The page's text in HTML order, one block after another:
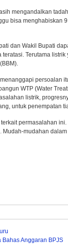
mengandalkan
bisa menghabiskan
dan Wakil Bupati
Terutama
persoalan
WTP (Water
listrik,
untuk penempatan
permasalahan
mudahan
Bahas Anggaran BPJS